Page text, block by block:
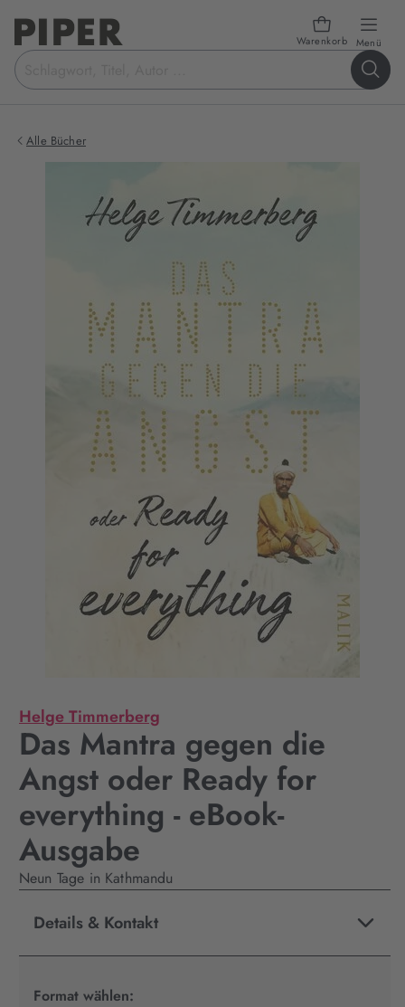
Warenkorb Menü
Suchbegriff
eingeben
Alle Bücher
Helge Timmerberg
Das Mantra gegen die
Angst oder Ready for
everything - eBook-
Ausgabe
Neun Tage in Kathmandu
Details & Kontakt
Format wählen: